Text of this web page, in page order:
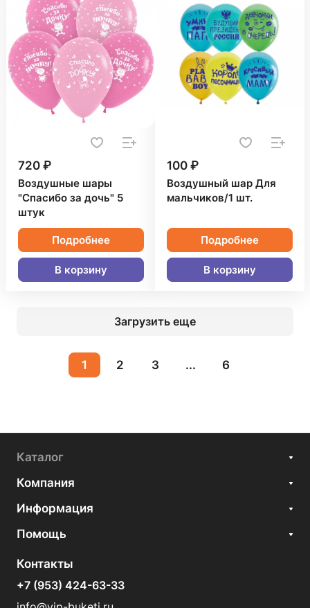
720 ₽
Воздушные шары
"Спасибо за дочь" 5
штук
Подробнее
В корзину
100 ₽
Воздушный шар Для
мальчиков/1 шт.
Подробнее
В корзину
Загрузить еще
1 2 3 ... 6
Каталог
Компания
Информация
Помощь
Контакты
+7 (953) 424-63-33